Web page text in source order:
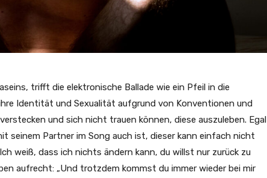
trifft die elektronische Ballade wie ein Pfeil in die
Identität und Sexualität aufgrund von Konventionen und
und sich nicht trauen können, diese auszuleben. Egal
seinem Partner im Song auch ist, dieser kann einfach nicht
weiß, dass ich nichts ändern kann, du willst nur zurück zu
aufrecht: „Und trotzdem kommst du immer wieder bei mir